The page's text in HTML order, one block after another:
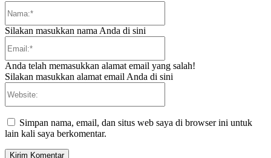
Silakan masukkan nama Anda di sini
Anda telah memasukkan alamat email yang salah!
Silakan masukkan alamat email Anda di sini
Simpan nama, email, dan situs web saya di browser ini untuk
lain kali saya berkomentar.